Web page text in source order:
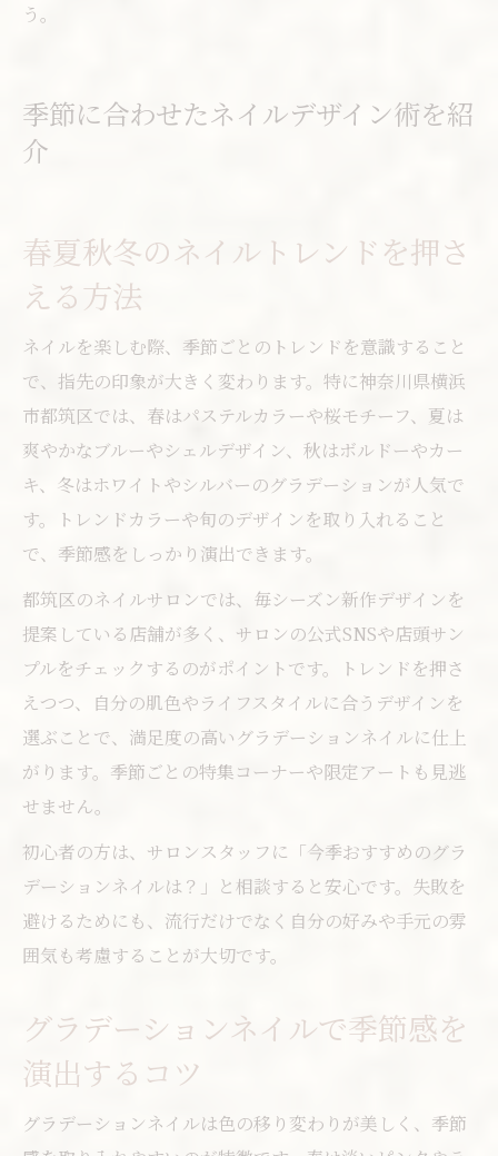
う。
季節に合わせたネイルデザイン術を紹
介
春夏秋冬のネイルトレンドを押さ
える方法
ネイルを楽しむ際、季節ごとのトレンドを意識すること
で、指先の印象が大きく変わります。特に神奈川県横浜
市都筑区では、春はパステルカラーや桜モチーフ、夏は
爽やかなブルーやシェルデザイン、秋はボルドーやカー
キ、冬はホワイトやシルバーのグラデーションが人気で
す。トレンドカラーや旬のデザインを取り入れること
で、季節感をしっかり演出できます。
都筑区のネイルサロンでは、毎シーズン新作デザインを
提案している店舗が多く、サロンの公式SNSや店頭サン
プルをチェックするのがポイントです。トレンドを押さ
えつつ、自分の肌色やライフスタイルに合うデザインを
選ぶことで、満足度の高いグラデーションネイルに仕上
がります。季節ごとの特集コーナーや限定アートも見逃
せません。
初心者の方は、サロンスタッフに「今季おすすめのグラ
デーションネイルは？」と相談すると安心です。失敗を
避けるためにも、流行だけでなく自分の好みや手元の雰
囲気も考慮することが大切です。
グラデーションネイルで季節感を
演出するコツ
グラデーションネイルは色の移り変わりが美しく、季節